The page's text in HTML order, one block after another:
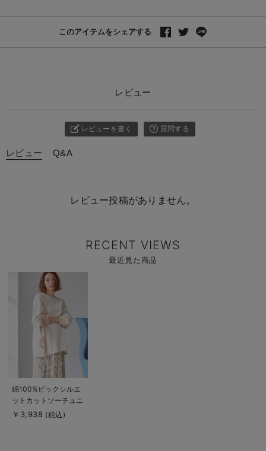
このアイテムをシェアする
レビュー
レビューを書く 質問する
レビュー Q&A
レビュー投稿がありません。
RECENT VIEWS
最近見た商品
商
品
詳
を
綿100%ビックシルエ
ットカットソーチュニ
ック マタニティ・授
￥3,938 (税込)